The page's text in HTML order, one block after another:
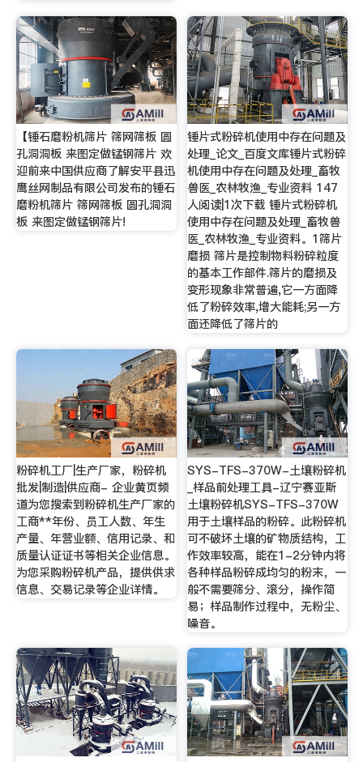
【锤石磨粉机筛片 筛网筛板 圆
孔洞洞板 来图定做锰钢筛片 欢
迎前来中国供应商了解安平县迅
鹰丝网制品有限公司发布的锤石
磨粉机筛片 筛网筛板 圆孔洞洞
板 来图定做锰钢筛片!
锤片式粉碎机使用中存在问题及
处理_论文_百度文库锤片式粉碎
机使用中存在问题及处理_畜牧
兽医_农林牧渔_专业资料 147
人阅读|1次下载 锤片式粉碎机
使用中存在问题及处理_畜牧兽
医_农林牧渔_专业资料。1筛片
磨损 筛片是控制物料粉碎粒度
的基本工作部件.筛片的磨损及
变形现象非常普遍,它一方面降
低了粉碎效率,增大能耗;另一方
面还降低了筛片的
粉碎机工厂|生产厂家，粉碎机
批发|制造|供应商- 企业黄页频
道为您搜索到粉碎机生产厂家的
工商**年份、员工人数、年生
产量、年营业额、信用记录、和
质量认证证书等相关企业信息。
为您采购粉碎机产品，提供供求
信息、交易记录等企业详情。
SYS-TFS-370W-土壤粉碎机
_样品前处理工具-辽宁赛亚斯
土壤粉碎机SYS-TFS-370W
用于土壤样品的粉碎。此粉碎机
可不破坏土壤的矿物质结构，工
作效率较高，能在1-2分钟内将
各种样品粉碎成均匀的粉末，一
般不需要筛分、滚分，操作简
易；样品制作过程中，无粉尘、
噪音。